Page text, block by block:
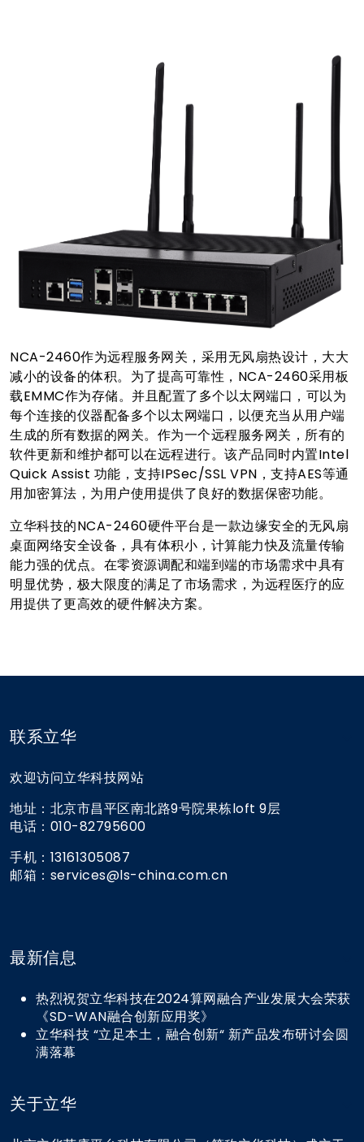
NCA-2460作为远程服务网关，采用无风扇热设计，大大
减小的设备的体积。为了提高可靠性，NCA-2460采用板
载EMMC作为存储。并且配置了多个以太网端口，可以为
每个连接的仪器配备多个以太网端口，以便充当从用户端
生成的所有数据的网关。作为一个远程服务网关，所有的
软件更新和维护都可以在远程进行。该产品同时内置Intel
Quick Assist 功能，支持IPSec/SSL VPN，支持AES等通
用加密算法，为用户使用提供了良好的数据保密功能。
立华科技的NCA-2460硬件平台是一款边缘安全的无风扇
桌面网络安全设备，具有体积小，计算能力快及流量传输
能力强的优点。在零资源调配和端到端的市场需求中具有
明显优势，极大限度的满足了市场需求，为远程医疗的应
用提供了更高效的硬件解决方案。
联系立华
欢迎访问立华科技网站
地址：北京市昌平区南北路9号院果栋loft 9层
电话：010-82795600
手机：13161305087
邮箱：services@ls-china.com.cn
最新信息
热烈祝贺立华科技在2024算网融合产业发展大会荣获
《SD-WAN融合创新应用奖》
立华科技 “立足本土，融合创新“ 新产品发布研讨会圆
满落幕
关于立华